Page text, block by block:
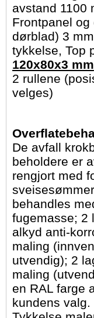
avstand 1100
Frontpanel og
dørblad) 3 mm
tykkelse, Top
120x80x3
2 rullene
velges)
De avfall
beholdere er
rengjort med
sveisesømmer
behandles
fugemasse; 2
alkyd anti-
maling
utvendig); 2
maling
en RAL farge
kundens valg.